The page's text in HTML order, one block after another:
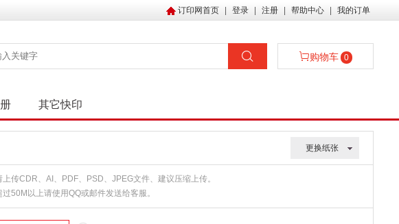
订印网首页 登录 注册 帮助中心 我的订单
购物车 0
其它快印
更换纸张
上传CDR、AI、PDF、PSD、JPEG文件、建议压缩上传。
过50M以上请使用QQ或邮件发送给客服。